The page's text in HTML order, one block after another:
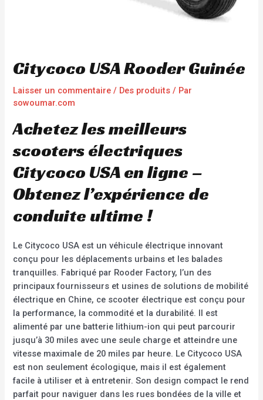
Citycoco USA Rooder Guinée
Laisser un commentaire / Des produits / Par
sowoumar.com
Achetez les meilleurs
scooters électriques
Citycoco USA en ligne –
Obtenez l’expérience de
conduite ultime !
Le Citycoco USA est un véhicule électrique innovant
conçu pour les déplacements urbains et les balades
tranquilles. Fabriqué par Rooder Factory, l’un des
principaux fournisseurs et usines de solutions de mobilité
électrique en Chine, ce scooter électrique est conçu pour
la performance, la commodité et la durabilité. Il est
alimenté par une batterie lithium-ion qui peut parcourir
jusqu’à 30 miles avec une seule charge et atteindre une
vitesse maximale de 20 miles par heure. Le Citycoco USA
est non seulement écologique, mais il est également
facile à utiliser et à entretenir. Son design compact le rend
parfait pour naviguer dans les rues bondées de la ville et